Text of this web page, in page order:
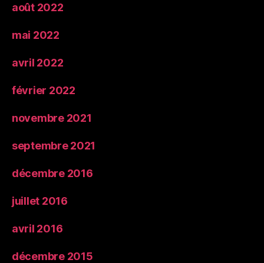
août 2022
mai 2022
avril 2022
février 2022
novembre 2021
septembre 2021
décembre 2016
juillet 2016
avril 2016
décembre 2015